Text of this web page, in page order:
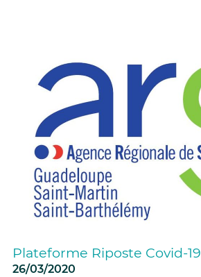
Plateforme Riposte Covid-19
26/03/2020